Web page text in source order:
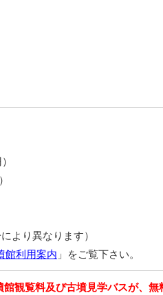
より異なります）
館利用案内 」をご覧下さい。
観覧料及び古墳見学バスが、無